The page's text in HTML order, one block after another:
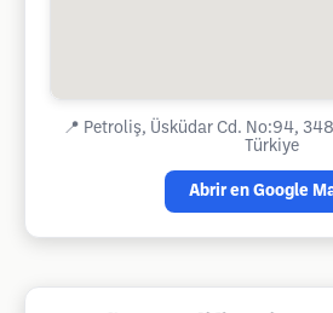
📍 Petroliş, Üsküdar Cd. No:94,
Türkiye
Abrir en Google